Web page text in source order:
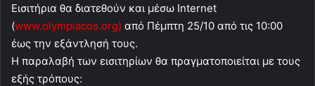
Εισιτήρια θα διατεθούν και μέσω Internet
(www.olympiacos.org) από Πέμπτη 25/10 από τις 10:00
έως την εξάντλησή τους.
Η παραλαβή των εισιτηρίων θα πραγματοποιείται με τους
εξής τρόπους: